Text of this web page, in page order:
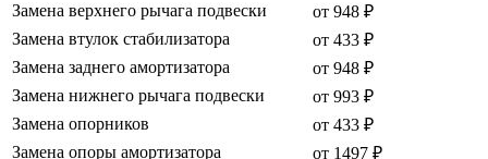
Замена верхнего рычага подвески
от 948 ₽
Замена втулок стабилизатора
от 433 ₽
Замена заднего амортизатора
от 948 ₽
Замена нижнего рычага подвески
от 993 ₽
Замена опорников
от 433 ₽
Замена опоры амортизатора
от 1497 ₽